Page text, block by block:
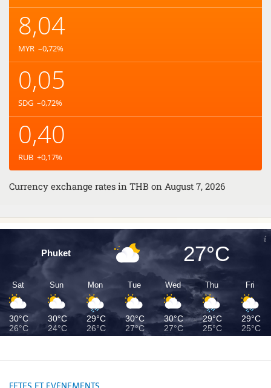
8,04
MYR –0,72%
0,05
SDG –0,72%
0,40
RUB +0,17%
Currency exchange rates in THB on August 7, 2026
Phuket 27°C
Sat
30°C
26°C
Sun
30°C
24°C
Mon
29°C
26°C
Tue
30°C
27°C
Wed
30°C
27°C
Thu
29°C
25°C
Fri
29°C
25°C